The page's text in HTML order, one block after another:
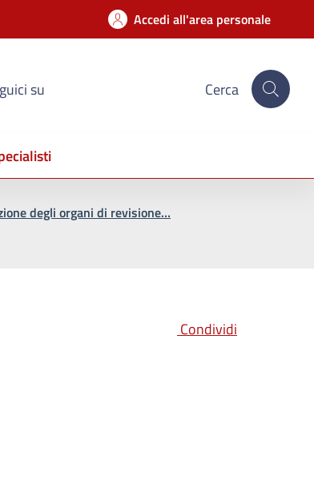
Accedi all'area personale
su Cerca
degli organi di revisione…
Condividi